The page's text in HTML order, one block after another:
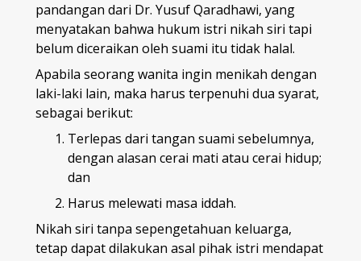
pandangan dari Dr. Yusuf Qaradhawi, yang
menyatakan bahwa hukum istri nikah siri tapi
belum diceraikan oleh suami itu tidak halal.
Apabila seorang wanita ingin menikah dengan
laki-laki lain, maka harus terpenuhi dua syarat,
sebagai berikut:
Terlepas dari tangan suami sebelumnya,
dengan alasan cerai mati atau cerai hidup;
dan
Harus melewati masa iddah.
Nikah siri tanpa sepengetahuan keluarga,
tetap dapat dilakukan asal pihak istri mendapat